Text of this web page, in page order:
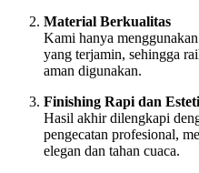
Material Berkualitas
Kami hanya
yang terjamin, sehingga
aman digunakan.
Finishing Rapi dan
Hasil akhir dilengkapi
pengecatan profesional,
elegan dan tahan cuaca.